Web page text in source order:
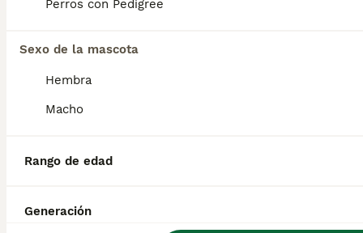
Perros con Pedigree
Sexo de la mascota
Hembra
Macho
Rango de edad
Generación
¿Cuánto dura un pomchi?
¿Qué es un perro pomchi?